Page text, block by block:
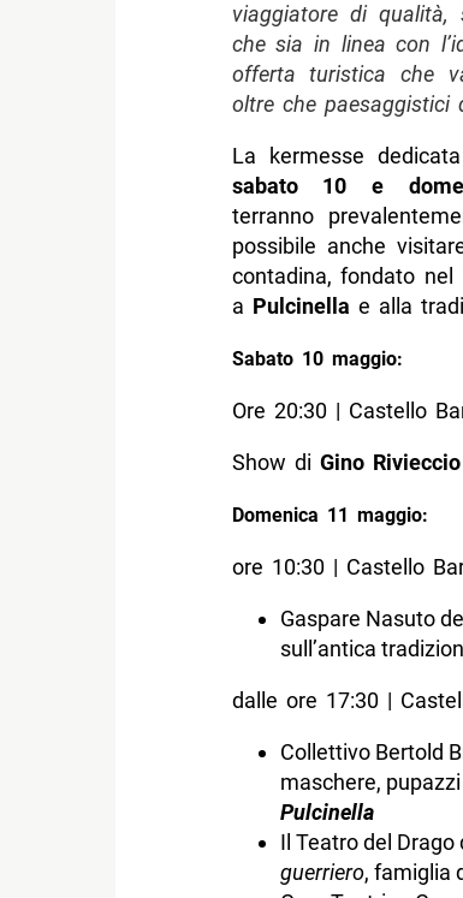
viaggiatore di
che sia in linea con
offerta turistica che
oltre che paesaggistici
La kermesse
sabato 10 e
terranno
possibile anche
contadina, fondato
a Pulcinella e alla
Sabato 10 maggio:
Ore 20:30 | Castello
Show di Gino Rivieccio
Domenica 11 maggio:
ore 10:30 | Castello
Gaspare Nasuto
sull’antica
dalle ore 17:30 |
Collettivo Bertold
maschere,
Pulcinella
Il Teatro del
guerriero, famiglia